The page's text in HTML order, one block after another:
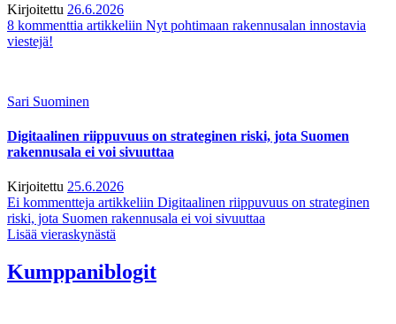
Kirjoitettu 26.6.2026
8 kommenttia artikkeliin Nyt pohtimaan rakennusalan innostavia
viestejä!
Sari Suominen
Digitaalinen riippuvuus on strateginen riski, jota Suomen
rakennusala ei voi sivuuttaa
Kirjoitettu 25.6.2026
Ei kommentteja artikkeliin Digitaalinen riippuvuus on strateginen
riski, jota Suomen rakennusala ei voi sivuuttaa
Lisää vieraskynästä
Kumppaniblogit